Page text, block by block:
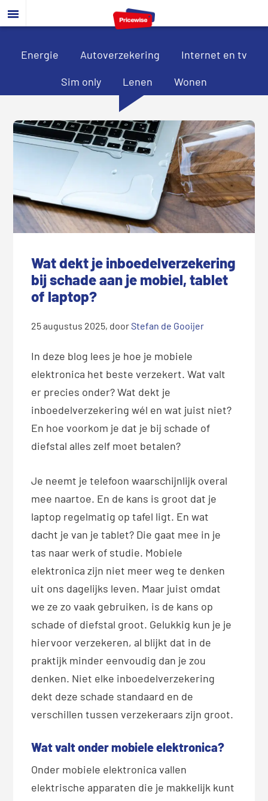
Door
naar
hoofd
Spring
naar
eerste
Spring
naar
voettekst
Energie Autoverzekering Internet en tv
Sim only Lenen Wonen
Wat dekt je inboedelverzekering
bij schade aan je mobiel, tablet
of laptop?
25 augustus 2025, doorStefan de Gooijer
In deze blog lees je hoe je mobiele
elektronica het beste verzekert. Wat valt
er precies onder? Wat dekt je
inboedelverzekering wél en wat juist niet?
En hoe voorkom je dat je bij schade of
diefstal alles zelf moet betalen?
Je neemt je telefoon waarschijnlijk overal
mee naartoe. En de kans is groot dat je
laptop regelmatig op tafel ligt. En wat
dacht je van je tablet? Die gaat mee in je
tas naar werk of studie. Mobiele
elektronica zijn niet meer weg te denken
uit ons dagelijks leven. Maar juist omdat
we ze zo vaak gebruiken, is de kans op
schade of diefstal groot. Gelukkig kun je je
hiervoor verzekeren, al blijkt dat in de
praktijk minder eenvoudig dan je zou
denken. Niet elke inboedelverzekering
dekt deze schade standaard en de
verschillen tussen verzekeraars zijn groot.
Wat valt onder mobiele elektronica?
Onder mobiele elektronica vallen
elektrische apparaten die je makkelijk kunt